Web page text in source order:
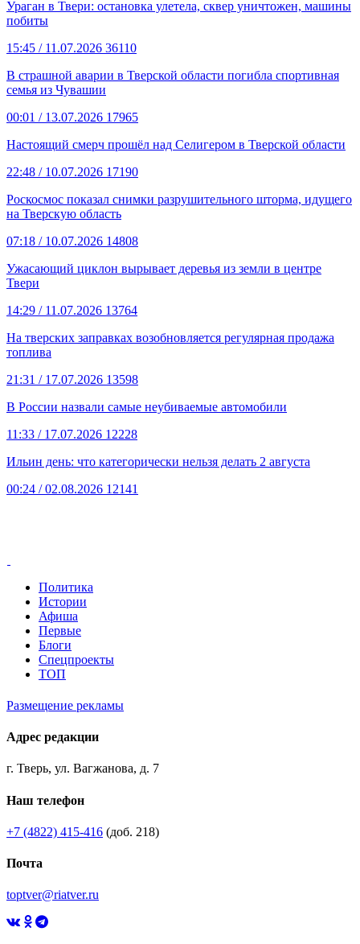
Ураган в Твери: остановка улетела, сквер уничтожен, машины
побиты
15:45 / 11.07.2026 36110
В страшной аварии в Тверской области погибла спортивная
семья из Чувашии
00:01 / 13.07.2026 17965
Настоящий смерч прошёл над Селигером в Тверской области
22:48 / 10.07.2026 17190
Роскосмос показал снимки разрушительного шторма, идущего
на Тверскую область
07:18 / 10.07.2026 14808
Ужасающий циклон вырывает деревья из земли в центре
Твери
14:29 / 11.07.2026 13764
На тверских заправках возобновляется регулярная продажа
топлива
21:31 / 17.07.2026 13598
В России назвали самые неубиваемые автомобили
11:33 / 17.07.2026 12228
Ильин день: что категорически нельзя делать 2 августа
00:24 / 02.08.2026 12141
Политика
Истории
Афиша
Первые
Блоги
Спецпроекты
ТОП
Размещение рекламы
Адрес редакции
г. Тверь, ул. Вагжанова, д. 7
Наш телефон
+7 (4822) 415-416 (доб. 218)
Почта
toptver@riatver.ru